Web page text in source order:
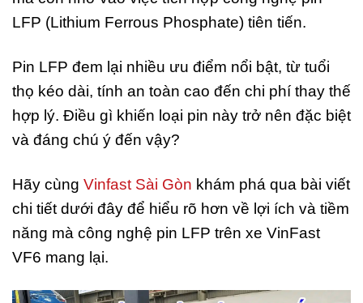
LFP (Lithium Ferrous Phosphate) tiên tiến.
Pin LFP đem lại nhiều ưu điểm nổi bật, từ tuổi
thọ kéo dài, tính an toàn cao đến chi phí thay thế
hợp lý. Điều gì khiến loại pin này trở nên đặc biệt
và đáng chú ý đến vậy?
Hãy cùng Vinfast Sài Gòn khám phá qua bài viết
chi tiết dưới đây để hiểu rõ hơn về lợi ích và tiềm
năng mà công nghệ pin LFP trên xe VinFast
VF6 mang lại.